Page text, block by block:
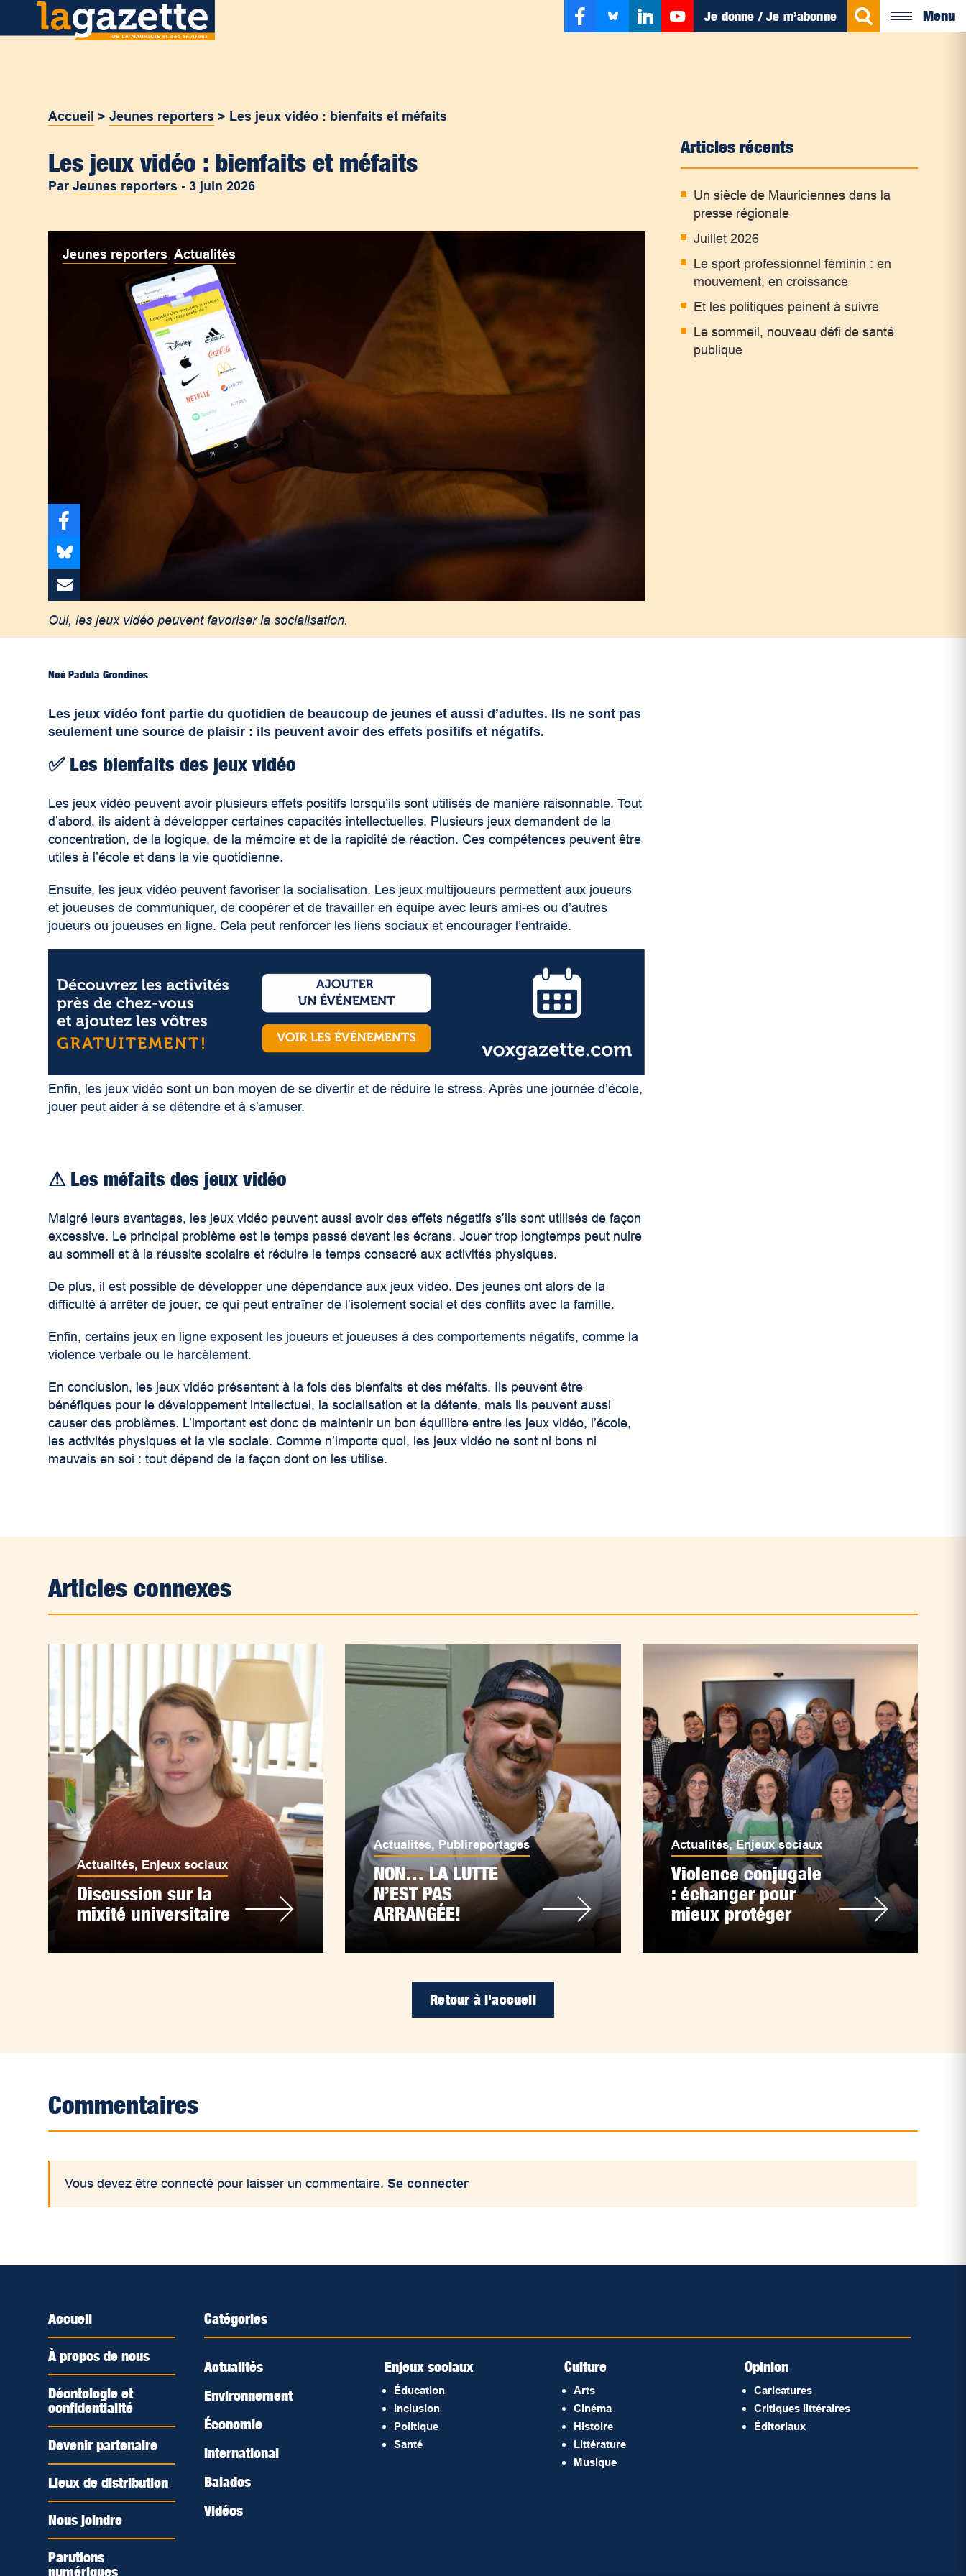
Je donne / Je m’abonne Menu
Accueil >Jeunes reporters > Les jeux vidéo : bienfaits et méfaits
Les jeux vidéo : bienfaits et méfaits
ParJeunes reporters -3 juin 2026
Jeunes reporters,Actualités
Oui, les jeux vidéo peuvent favoriser la socialisation.
Noé Padula Grondines
Les jeux vidéo font partie du quotidien de beaucoup de jeunes et aussi d’adultes. Ils ne sont pas
seulement une source de plaisir : ils peuvent avoir des effets positifs et négatifs.
✅ Les bienfaits des jeux vidéo
Les jeux vidéo peuvent avoir plusieurs effets positifs lorsqu’ils sont utilisés de manière raisonnable. Tout
d’abord, ils aident à développer certaines capacités intellectuelles. Plusieurs jeux demandent de la
concentration, de la logique, de la mémoire et de la rapidité de réaction. Ces compétences peuvent être
utiles à l’école et dans la vie quotidienne.
Ensuite, les jeux vidéo peuvent favoriser la socialisation. Les jeux multijoueurs permettent aux joueurs
et joueuses de communiquer, de coopérer et de travailler en équipe avec leurs ami-es ou d’autres
joueurs ou joueuses en ligne. Cela peut renforcer les liens sociaux et encourager l’entraide.
Enfin, les jeux vidéo sont un bon moyen de se divertir et de réduire le stress. Après une journée d’école,
jouer peut aider à se détendre et à s’amuser.
⚠ Les méfaits des jeux vidéo
Malgré leurs avantages, les jeux vidéo peuvent aussi avoir des effets négatifs s’ils sont utilisés de façon
excessive. Le principal problème est le temps passé devant les écrans. Jouer trop longtemps peut nuire
au sommeil et à la réussite scolaire et réduire le temps consacré aux activités physiques.
De plus, il est possible de développer une dépendance aux jeux vidéo. Des jeunes ont alors de la
difficulté à arrêter de jouer, ce qui peut entraîner de l’isolement social et des conflits avec la famille.
Enfin, certains jeux en ligne exposent les joueurs et joueuses à des comportements négatifs, comme la
violence verbale ou le harcèlement.
En conclusion, les jeux vidéo présentent à la fois des bienfaits et des méfaits. Ils peuvent être
bénéfiques pour le développement intellectuel, la socialisation et la détente, mais ils peuvent aussi
causer des problèmes. L’important est donc de maintenir un bon équilibre entre les jeux vidéo, l’école,
les activités physiques et la vie sociale. Comme n’importe quoi, les jeux vidéo ne sont ni bons ni
mauvais en soi : tout dépend de la façon dont on les utilise.
Articles récents
Un siècle de Mauriciennes dans la
presse régionale
Juillet 2026
Le sport professionnel féminin : en
mouvement, en croissance
Et les politiques peinent à suivre
Le sommeil, nouveau défi de santé
publique
Articles connexes
Actualités, Enjeux sociaux
Discussion sur la
mixité universitaire
Actualités, Publireportages
NON… LA LUTTE
N’EST PAS
ARRANGÉE!
Actualités,Enjeux sociaux
Violence conjugale
: échanger pour
mieux protéger
Retour à l'accueil
Commentaires
Vous devez être connecté pour laisser un commentaire.Se connecter
Accueil
À propos de nous
Déontologie et
confidentialité
Devenir partenaire
Lieux de distribution
Nous joindre
Parutions
numériques
Catégories
Actualités
Environnement
Économie
International
Balados
Vidéos
Enjeux sociaux
Éducation
Inclusion
Politique
Santé
Culture
Arts
Cinéma
Histoire
Littérature
Musique
Opinion
Caricatures
Critiques littéraires
Éditoriaux